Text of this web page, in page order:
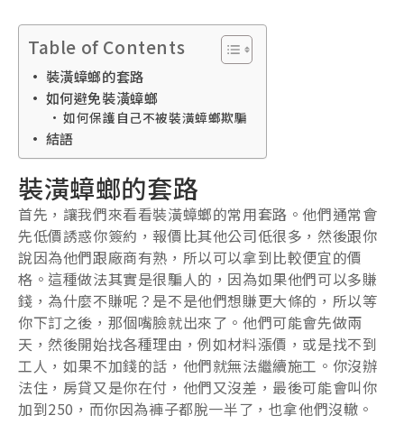
Table of Contents
裝潢蟑螂的套路
如何避免裝潢蟑螂
如何保護自己不被裝潢蟑螂欺騙
結語
裝潢蟑螂的套路
首先，讓我們來看看裝潢蟑螂的常用套路。他們通常會
先低價誘惑你簽約，報價比其他公司低很多，然後跟你
說因為他們跟廠商有熟，所以可以拿到比較便宜的價
格。這種做法其實是很騙人的，因為如果他們可以多賺
錢，為什麼不賺呢？是不是他們想賺更大條的，所以等
你下訂之後，那個嘴臉就出來了。他們可能會先做兩
天，然後開始找各種理由，例如材料漲價，或是找不到
工人，如果不加錢的話，他們就無法繼續施工。你沒辦
法住，房貸又是你在付，他們又沒差，最後可能會叫你
加到250，而你因為褲子都脫一半了，也拿他們沒轍。